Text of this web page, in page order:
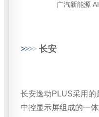
广汽新能源
>>>> 长安
长安逸动PLUS采用的
中控显示屏组成的一体